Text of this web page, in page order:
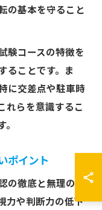
の基本を守ること
験コースの特徴を
ることです。ま
に交差点や駐車時
れらを意識するこ
ポイント
の徹底と無理のな
力や判断力の低下